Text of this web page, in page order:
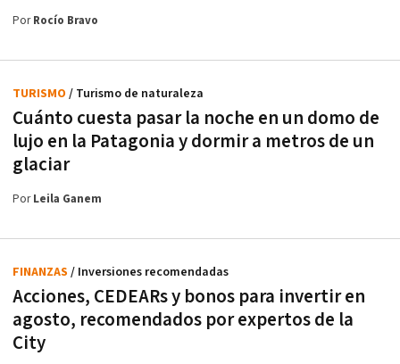
PorRocío Bravo
Cuánto cuesta pasar la noche en un domo de
lujo en la Patagonia y dormir a metros de un
glaciar
TURISMO / Turismo de naturaleza
PorLeila Ganem
Acciones, CEDEARs y bonos para invertir en
agosto, recomendados por expertos de la
City
FINANZAS / Inversiones recomendadas